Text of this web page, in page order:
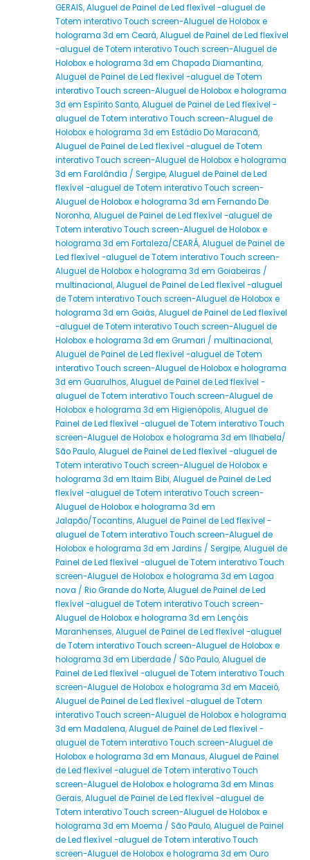
GERAIS,Aluguel de Painel de Led flexível -aluguel de
Totem interativo Touch screen-Aluguel de Holobox e
holograma 3d em Ceará,Aluguel de Painel de Led flexível
-aluguel de Totem interativo Touch screen-Aluguel de
Holobox e holograma 3d em Chapada Diamantina,
Aluguel de Painel de Led flexível -aluguel de Totem
interativo Touch screen-Aluguel de Holobox e holograma
3d em Espírito Santo,Aluguel de Painel de Led flexível -
aluguel de Totem interativo Touch screen-Aluguel de
Holobox e holograma 3d em Estádio Do Maracanã,
Aluguel de Painel de Led flexível -aluguel de Totem
interativo Touch screen-Aluguel de Holobox e holograma
3d em Farolândia / Sergipe,Aluguel de Painel de Led
flexível -aluguel de Totem interativo Touch screen-
Aluguel de Holobox e holograma 3d em Fernando De
Noronha,Aluguel de Painel de Led flexível -aluguel de
Totem interativo Touch screen-Aluguel de Holobox e
holograma 3d em Fortaleza/CEARÁ,Aluguel de Painel de
Led flexível -aluguel de Totem interativo Touch screen-
Aluguel de Holobox e holograma 3d em Goiabeiras /
multinacional,Aluguel de Painel de Led flexível -aluguel
de Totem interativo Touch screen-Aluguel de Holobox e
holograma 3d em Goiás,Aluguel de Painel de Led flexível
-aluguel de Totem interativo Touch screen-Aluguel de
Holobox e holograma 3d em Grumari / multinacional,
Aluguel de Painel de Led flexível -aluguel de Totem
interativo Touch screen-Aluguel de Holobox e holograma
3d em Guarulhos,Aluguel de Painel de Led flexível -
aluguel de Totem interativo Touch screen-Aluguel de
Holobox e holograma 3d em Higienópolis,Aluguel de
Painel de Led flexível -aluguel de Totem interativo Touch
screen-Aluguel de Holobox e holograma 3d em Ilhabela/
São Paulo,Aluguel de Painel de Led flexível -aluguel de
Totem interativo Touch screen-Aluguel de Holobox e
holograma 3d em Itaim Bibi,Aluguel de Painel de Led
flexível -aluguel de Totem interativo Touch screen-
Aluguel de Holobox e holograma 3d em
Jalapão/Tocantins,Aluguel de Painel de Led flexível -
aluguel de Totem interativo Touch screen-Aluguel de
Holobox e holograma 3d em Jardins / Sergipe,Aluguel de
Painel de Led flexível -aluguel de Totem interativo Touch
screen-Aluguel de Holobox e holograma 3d em Lagoa
nova / Rio Grande do Norte,Aluguel de Painel de Led
flexível -aluguel de Totem interativo Touch screen-
Aluguel de Holobox e holograma 3d em Lençóis
Maranhenses,Aluguel de Painel de Led flexível -aluguel
de Totem interativo Touch screen-Aluguel de Holobox e
holograma 3d em Liberdade / São Paulo,Aluguel de
Painel de Led flexível -aluguel de Totem interativo Touch
screen-Aluguel de Holobox e holograma 3d em Maceió,
Aluguel de Painel de Led flexível -aluguel de Totem
interativo Touch screen-Aluguel de Holobox e holograma
3d em Madalena,Aluguel de Painel de Led flexível -
aluguel de Totem interativo Touch screen-Aluguel de
Holobox e holograma 3d em Manaus,Aluguel de Painel
de Led flexível -aluguel de Totem interativo Touch
screen-Aluguel de Holobox e holograma 3d em Minas
Gerais,Aluguel de Painel de Led flexível -aluguel de
Totem interativo Touch screen-Aluguel de Holobox e
holograma 3d em Moema / São Paulo,Aluguel de Painel
de Led flexível -aluguel de Totem interativo Touch
screen-Aluguel de Holobox e holograma 3d em Ouro